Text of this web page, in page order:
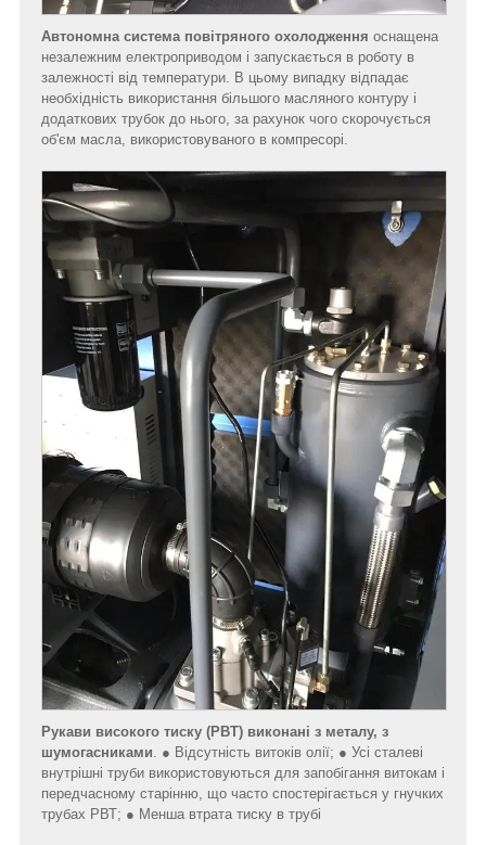
Автономна система повітряного охолодження оснащена
незалежним електроприводом і запускається в роботу в
залежності від температури. В цьому випадку відпадає
необхідність використання більшого масляного контуру і
додаткових трубок до нього, за рахунок чого скорочується
об'єм масла, використовуваного в компресорі.
Рукави високого тиску (РВТ) виконані з металу, з
шумогасниками . ● Відсутність витоків олії; ● Усі сталеві
внутрішні труби використовуються для запобігання витокам і
передчасному старінню, що часто спостерігається у гнучких
трубах РВТ; ● Менша втрата тиску в трубі